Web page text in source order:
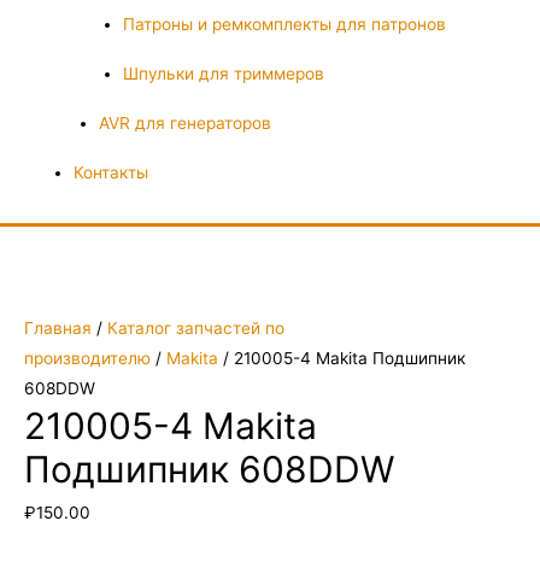
Патроны и ремкомплекты для патронов
Шпульки для триммеров
AVR для генераторов
Контакты
Главная / Каталог запчастей по
производителю / Makita / 210005-4 Makita Подшипник
608DDW
210005-4 Makita
Подшипник 608DDW
₽150.00